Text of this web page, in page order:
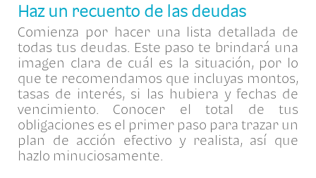
Haz un recuento de las deudas
Comienza por hacer una lista detallada de
todas tus deudas. Este paso te brindará una
imagen clara de cuál es la situación, por lo
que te recomendamos que incluyas montos,
tasas de interés, si las hubiera y fechas de
vencimiento. Conocer el total de tus
obligaciones es el primer paso para trazar un
plan de acción efectivo y realista, así que
hazlo minuciosamente.